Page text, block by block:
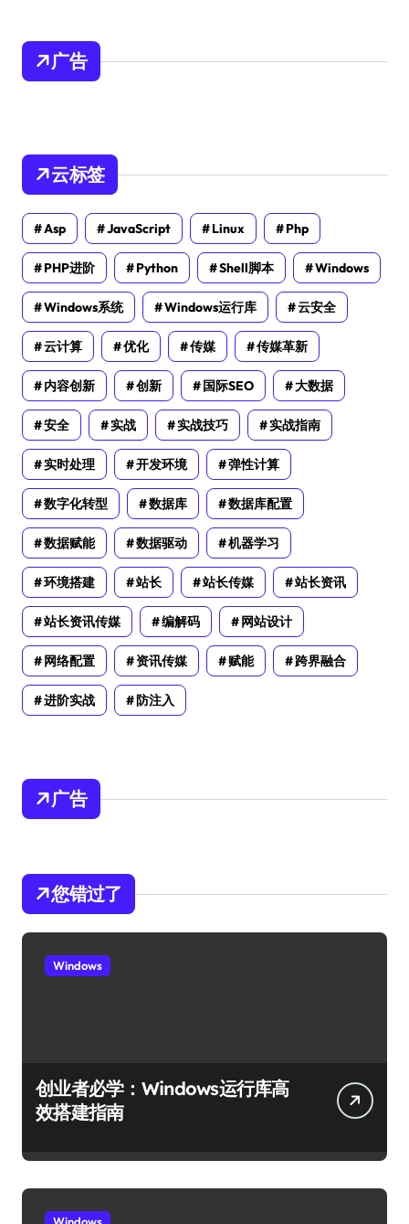
广告
云标签
Asp JavaScript Linux Php
PHP进阶 Python Shell脚本 Windows
Windows系统 Windows运行库 云安全
云计算 优化 传媒 传媒革新
内容创新 创新 国际SEO 大数据
安全 实战 实战技巧 实战指南
实时处理 开发环境 弹性计算
数字化转型 数据库 数据库配置
数据赋能 数据驱动 机器学习
环境搭建 站长 站长传媒 站长资讯
站长资讯传媒 编解码 网站设计
网络配置 资讯传媒 赋能 跨界融合
进阶实战 防注入
广告
您错过了
Windows
创业者必学：Windows运行库高
效搭建指南